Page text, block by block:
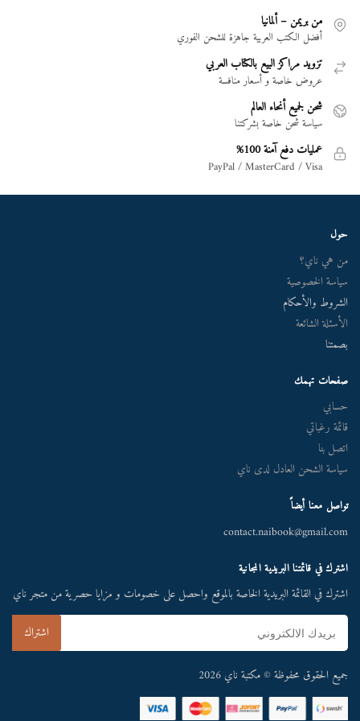
من بريمن – ألمانيا
أفضل الكتب العربية جاهزة للشحن الفوري
تزويد مراكز البيع بالكتاب العربي
عروض خاصة و أسعار منافسة
شحن لجميع أنحاء العالم
سياسة شحن خاصة بشركتنا
عمليات دفع آمنة 100%
PayPal / MasterCard / Visa
حول
من هي ناي؟
سياسة الخصوصية
الشروط والأحكام
الأسئلة الشائعة
بصمتنا
صفحات تهمك
حسابي
قائمة رغباتي
اتصل بنا
سياسة الشحن العادل لدى ناي
تواصل معنا أيضاً
contact.naibook@gmail.com
اشترك في قائمتنا البريدية المجانية
اشترك في القائمة البريدية الخاصة بالموقع واحصل على خصومات و مزايا حصرية من متجر ناي
جميع الحقوق محفوظة © مكتبة ناي 2026